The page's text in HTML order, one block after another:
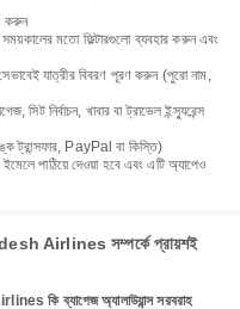
করুন
সময়কালের মতো ফিল্টারগুলো ব্যবহার করুন এবং
যাত্রীর বিবরণ পূরণ করুন (পুরো নাম,
নির্বাচন, খাবার বা ট্রাভেল ইন্স্যুরেন্স
ট্রান্সফার, PayPal বা কিস্তি)
পাঠিয়ে দেওয়া হবে এবং এটি অ্যাপেও
Airlines সম্পর্কে প্রায়শই
কি ব্যাগেজ অ্যালাউয়ান্স সরবরাহ